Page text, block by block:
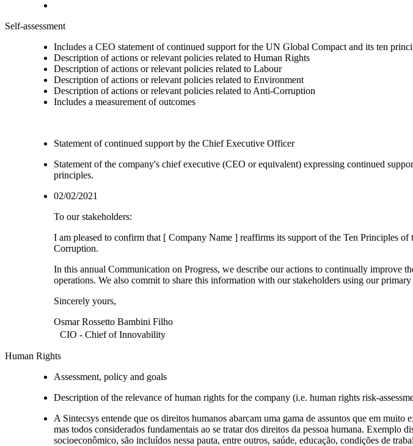
Self-assessment
Includes a CEO statement of continued support for the UN Global Compact and its ten
Description of actions or relevant policies related to Human Rights
Description of actions or relevant policies related to Labour
Description of actions or relevant policies related to Environment
Description of actions or relevant policies related to Anti-Corruption
Includes a measurement of outcomes
Statement of continued support by the Chief Executive Officer
Statement of the company's chief executive (CEO or equivalent) expressing continued
principles.
02/02/2021
To our stakeholders:
I am pleased to confirm that [ Company Name ] reaffirms its support of the Ten Principles
Corruption.
In this annual Communication on Progress, we describe our actions to continually improve
operations. We also commit to share this information with our stakeholders using our
Sincerely yours,
Osmar Rossetto Bambini Filho
CIO - Chief of Innovability
Human Rights
Assessment, policy and goals
Description of the relevance of human rights for the company (i.e. human rights risk-
A Sintecsys entende que os direitos humanos abarcam uma gama de assuntos que em
mas todos considerados fundamentais ao se tratar dos direitos da pessoa humana. Exemplo
socioeconômico, são incluídos nessa pauta, entre outros, saúde, educação, condições de